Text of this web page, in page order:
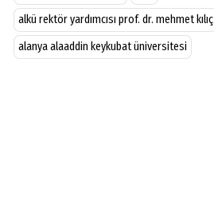
alkü rektör yardımcısı prof. dr. mehmet kılıç
alanya alaaddin keykubat üniversitesi